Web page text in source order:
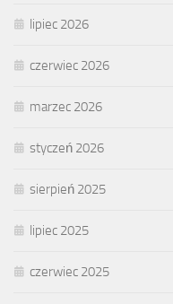
lipiec 2026
czerwiec 2026
marzec 2026
styczeń 2026
sierpień 2025
lipiec 2025
czerwiec 2025